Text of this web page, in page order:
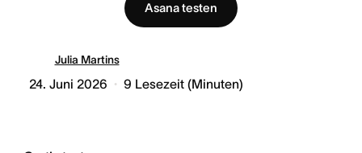
Asana testen
Julia Martins
24. Juni 2026 9 Lesezeit (Minuten)